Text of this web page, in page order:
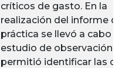
críticos de gasto. En la
realización del informe
práctica se llevó a cabo
estudio de observación
permitió identificar las